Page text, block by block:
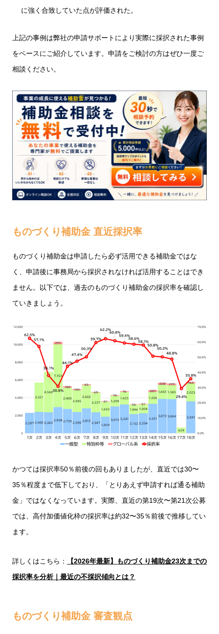
に強く合致していた点が評価された。
上記の事例は弊社の申請サポートにより実際に採択された事例
をベースにご紹介しています。申請をご検討の方はぜひ一度ご
相談ください。
ものづくり補助金 直近採択率
ものづくり補助金は申請したら必ず活用できる補助金ではな
く、申請後に事務局から採択されなければ活用することはでき
ません。以下では、過去のものづくり補助金の採択率を確認し
ていきましょう。
かつては採択率50％前後の回もありましたが、直近では30〜
35％程度まで低下しており、「とりあえず申請すれば通る補助
金」ではなくなっています。実際、直近の第19次〜第21次公募
では、高付加価値化枠の採択率は約32〜35％前後で推移してい
ます。
詳しくはこちら：
【2026年最新】ものづくり補助金23次までの
採択率を分析｜最近の不採択傾向とは？
ものづくり補助金 審査観点